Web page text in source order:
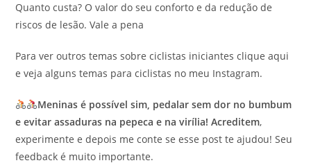
Quanto custa? O valor do seu conforto e da redução de
riscos de lesão. Vale a pena
Para ver outros temas sobre ciclistas iniciantes clique aqui
e veja alguns temas para ciclistas no meu Instagram.
Meninas é possível sim, pedalar sem dor no bumbum
e evitar assaduras na pepeca e na virília! Acreditem,
experimente e depois me conte se esse post te ajudou! Seu
feedback é muito importante.